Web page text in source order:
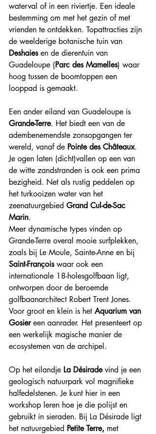
waterval of in een riviertje. Een ideale
bestemming om met het gezin of met
vrienden te ontdekken. Topattracties zijn
de weelderige botanische tuin van
Deshaies en de dierentuin van
Guadeloupe (Parc des Mamelles) waar
hoog tussen de boomtoppen een
looppad is gemaakt.
Een ander eiland van Guadeloupe is
Grande-Terre. Het biedt een van de
adembenemendste zonsopgangen ter
wereld, vanaf de Pointe des Châteaux.
Je ogen laten (dicht)vallen op een van
de witte zandstranden is ook een prima
bezigheid. Net als rustig peddelen op
het turkooizen water van het
zeenatuurgebied Grand Cul-de-Sac
Marin.
Meer dynamische types vinden op
Grande-Terre overal mooie surfplekken,
zoals bij Le Moule, Sainte-Anne en bij
Saint-François waar ook een
internationale 18-holesgolfbaan ligt,
ontworpen door de beroemde
golfbaanarchitect Robert Trent Jones.
Voor groot en klein is het Aquarium van
Gosier een aanrader. Het presenteert op
een werkelijk magische manier de
ecosystemen van de archipel.
Op het eilandje La Désirade vind je een
geologisch natuurpark vol magnifieke
halfedelstenen. Je kunt hier in een
workshop leren hoe je die polijst en
gebruikt in sieraden. Bij La Désirade ligt
het natuurgebied Petite Terre, met